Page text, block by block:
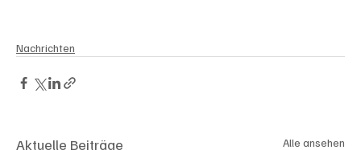
Nachrichten
Aktuelle Beiträge Alle ansehen